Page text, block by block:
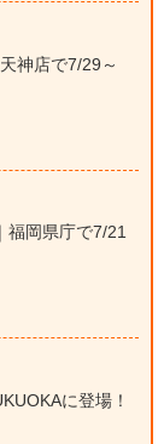
神店で7/29～
福岡県庁で7/21
に登場！